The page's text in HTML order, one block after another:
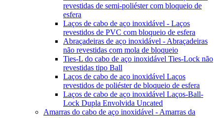
revestidas de semi-poliéster com bloqueio de
esfera
Laços de cabo de aço inoxidável - Laços
revestidos de PVC com bloqueio de esfera
Abraçadeiras de aço inoxidável - Abraçadeiras
não revestidas com mola de bloqueio
Ties-L do cabo de aço inoxidável Ties-Lock não
revestidas tipo Ball
Laços de cabo de aço inoxidável Laços
revestidos de poliéster de bloqueio de esfera
Laços de cabo de aço inoxidável Laços-Ball-
Lock Dupla Envolvida Uncated
Amarras do cabo de aço inoxidável - Amarras da